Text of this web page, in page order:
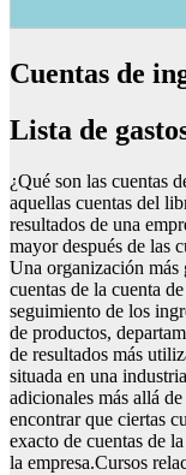
Cuentas de
Lista de
¿Qué son las cuentas
aquellas cuentas del
resultados de una
mayor después de las
Una organización más
cuentas de la cuenta
seguimiento de los
de productos,
de resultados más
situada en una
adicionales más allá
encontrar que ciertas
exacto de cuentas de
la empresa.Cursos